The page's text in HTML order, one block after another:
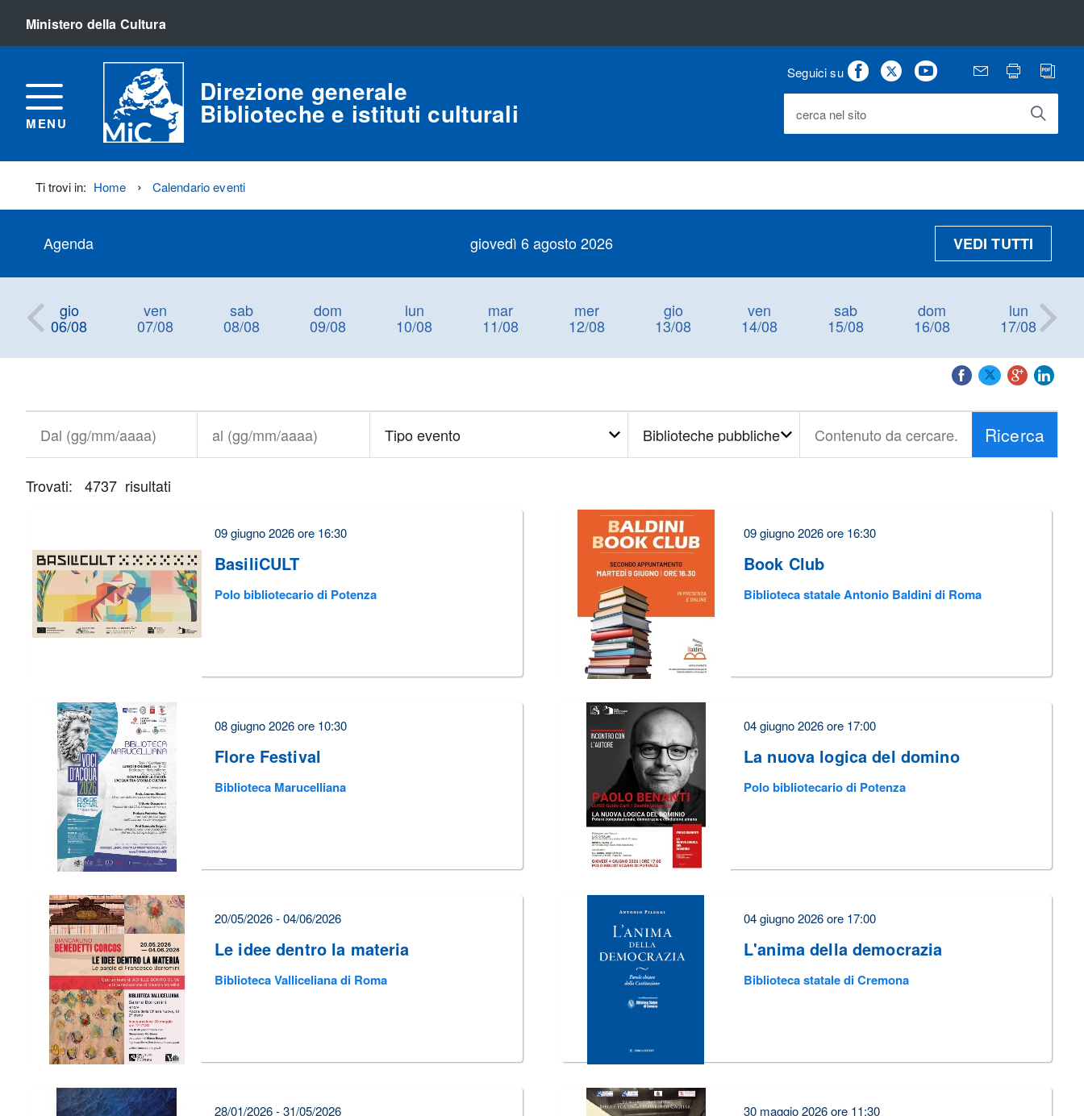
Ministero della Cultura
MENU
Direzione generale
Biblioteche e istituti culturali
Seguici su Facebook
TwitterYoutube Email Stampa
cerca nel sito
Ti trovi in: Home Calendario eventi
Agenda giovedì 6 agosto 2026 VEDI TUTTI
gio
06/08
ven
07/08
sab
08/08
dom
09/08
lun
10/08
mar
11/08
mer
12/08
gio
13/08
ven
14/08
sab
15/08
dom
16/08
lun
17/08
Dal
(gg/mm/aaaa)
al
Tipo
evento
Tipo
Istituto
Contenuto
da
Ricerca
È
alcuni
errori
prima
di
poter
Trovati: 4737 risultati
09 giugno 2026 ore 16:30
BasiliCULT
Polo bibliotecario di Potenza
09 giugno 2026 ore 16:30
Book Club
Biblioteca statale Antonio Baldini di Roma
08 giugno 2026 ore 10:30
Flore Festival
Biblioteca Marucelliana
04 giugno 2026 ore 17:00
La nuova logica del domino
Polo bibliotecario di Potenza
20/05/2026 - 04/06/2026
Le idee dentro la materia
Biblioteca Valliceliana di Roma
04 giugno 2026 ore 17:00
L'anima della democrazia
Biblioteca statale di Cremona
28/01/2026 - 31/05/2026 30 maggio 2026 ore 11:30